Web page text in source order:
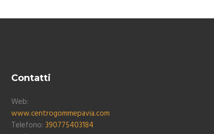
Contatti
Web:
www.centrogommepavia.com
Telefono: 390775403184